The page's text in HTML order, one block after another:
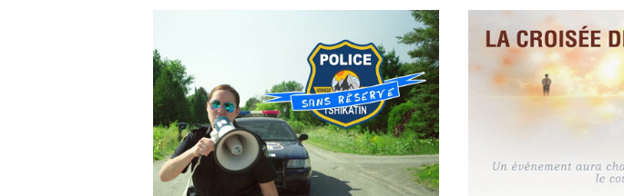
2018
Dans L’ombre De
19
EN QUOI TU
SENS DE